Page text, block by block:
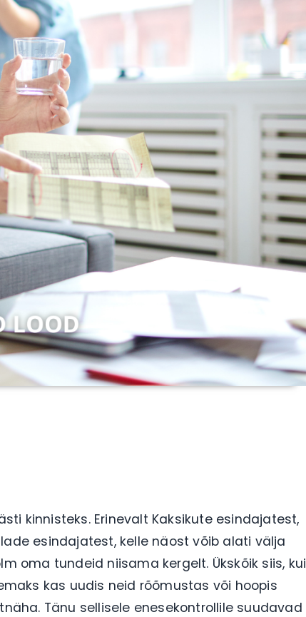
kinnisteks. Erinevalt Kaksikute esindajatest,
esindajatest, kelle näost võib alati välja
oma tundeid niisama kergelt. Ükskõik siis, kui
kas uudis neid rõõmustas või hoopis
Tänu sellisele enesekontrollile suudavad